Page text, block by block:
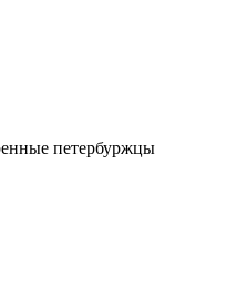
петербуржцы